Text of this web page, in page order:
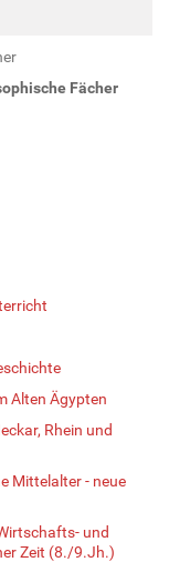
Fächer
Alten Ägypten
Rhein und
Mittelalter - neue
und
Zeit (8./9.Jh.)